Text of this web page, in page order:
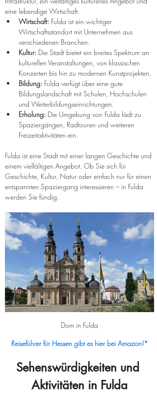
eine lebendige Wirtschaft.
Wirtschaft: Fulda ist ein wichtiger
Wirtschaftsstandort mit Unternehmen aus
verschiedenen Branchen.
Kultur: Die Stadt bietet ein breites Spektrum an
kulturellen Veranstaltungen, von klassischen
Konzerten bis hin zu modernen Kunstprojekten.
Bildung: Fulda verfügt über eine gute
Bildungslandschaft mit Schulen, Hochschulen
und Weiterbildungseinrichtungen.
Erholung: Die Umgebung von Fulda lädt zu
Spaziergängen, Radtouren und weiteren
Freizeitaktivitäten ein.
Fulda ist eine Stadt mit einer langen Geschichte und
einem vielfältigen Angebot. Ob Sie sich für
Geschichte, Kultur, Natur oder einfach nur für einen
entspannten Spaziergang interessieren – in Fulda
werden Sie fündig.
Dom in Fulda
Reiseführer für Hessen gibt es hier bei Amazon!*
Sehenswürdigkeiten und
Aktivitäten in Fulda